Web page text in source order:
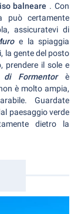
balneare . Con
può certamente
assicuratevi di
e la spiaggia
la gente del posto
prendere il sole e
di Formentorè
è molto ampia,
Guardate
paesaggio verde
dietro la